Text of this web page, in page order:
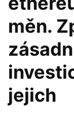
měn.
jejich